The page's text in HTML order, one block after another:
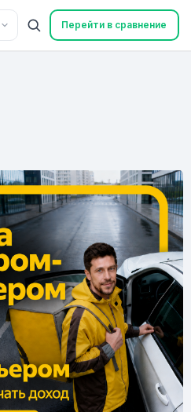
Перейти в сравнение